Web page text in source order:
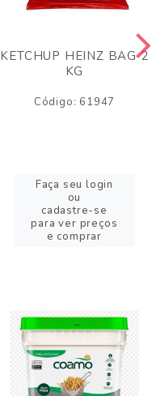
KETCHUP HEINZ BAG 2
KG
Código: 61947
Faça seu login
ou
cadastre-se
para ver preços
e comprar